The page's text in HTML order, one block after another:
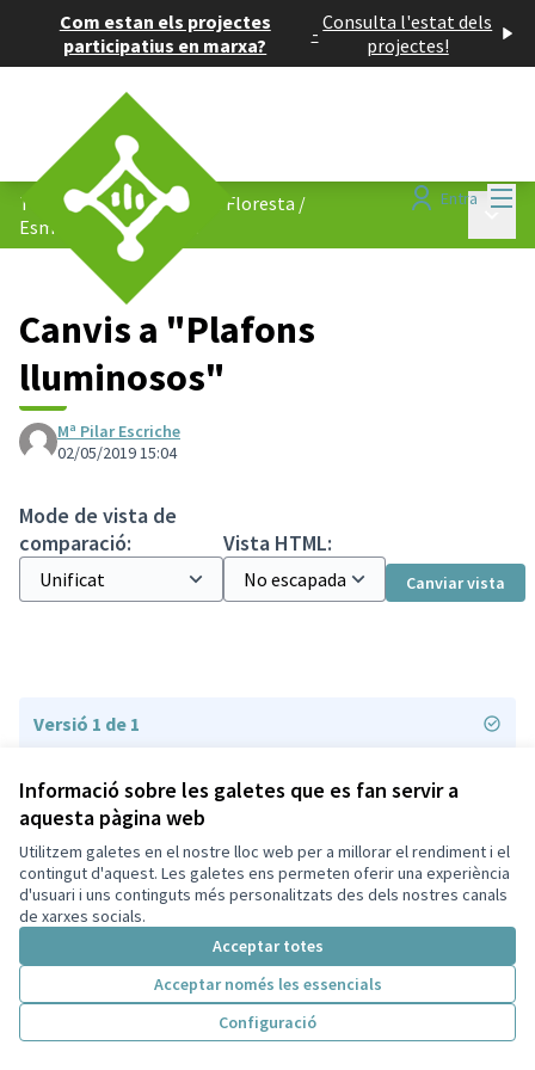
Informació sobre les galetes que es fan servir a
aquesta pàgina web
Utilitzem galetes en el nostre lloc web per a millorar el rendiment i el
contingut d'aquest. Les galetes ens permeten oferir una experiència
d'usuari i uns continguts més personalitzats des dels nostres canals
de xarxes socials.
Acceptar totes
Acceptar només les essencials
Configuració
Com estan els projectes
participatius en marxa?
- Consulta l'estat dels
projectes!
Entra
Tornem a caminar per La Floresta /
Esmenes i comentaris
Canvis a "Plafons
lluminosos"
Mª Pilar Escriche
02/05/2019 15:04
Mode de vista de
comparació:
Vista HTML:
Canviar vista
Versió 1 de 1
Termes i condicions d'ús
Configuració de les galetes
Decidim Sant Cugat a X
(Enllaç extern)
Decidim Sant Cugat a Facebook
Decidim Sant Cugat a Instagram
Decidim Sant Cugat a GitHub
(Enllaç extern)
Web creada ambprogramari lliure .
Amb
(Enllaç